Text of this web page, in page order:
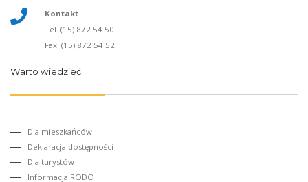
Kontakt
Tel. (15) 872 54 50
Fax: (15) 872 54 52
Warto wiedzieć
Dla mieszkańców
Deklaracja dostępności
Dla turystów
Informacja RODO